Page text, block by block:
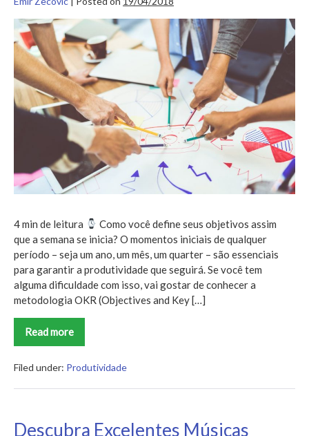
Metodologia
OKR:
o
que
é
e
usar?
4 min de leitura
Como você define seus objetivos assim
que a semana se inicia? O momentos iniciais de qualquer
período – seja um ano, um mês, um quarter – são essenciais
para garantir a produtividade que seguirá. Se você tem
alguma dificuldade com isso, vai gostar de conhecer a
metodologia OKR (Objectives and Key […]
Read moreMetodologia
OKR:
que
e
devo
Filed under: Produtividade
Descubra Excelentes Músicas